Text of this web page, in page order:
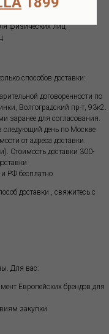
физических лиц
способов доставки:
договоренности по
Волгоградский пр-т, 93к2.
заранее для согласования.
следующий день по Москве
от адреса доставки.
Стоимость доставки 300-
РФ бесплатно
доставки , свяжитесь с
Для вас:
Европейских брендов для
закупки